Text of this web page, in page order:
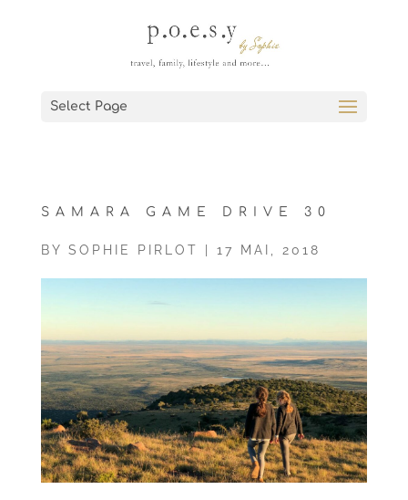
Select Page
SAMARA GAME DRIVE 30
BY SOPHIE PIRLOT 17 MAI, 2018